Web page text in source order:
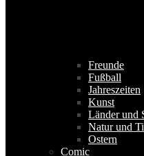
Freunde
Fußball
Jahreszeiten
Kunst
Länder und
Natur und
Ostern
Comic